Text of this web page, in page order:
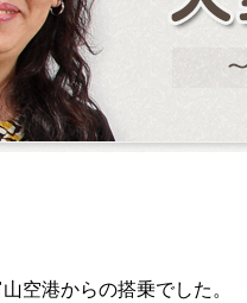
空港からの搭乗でした。